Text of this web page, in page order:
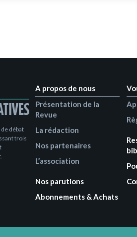
débat
trois
A propos de nous
Présentation de la
Revue
La rédaction
Nos partenaires
L’association
Nos parutions
Abonnements & Achats